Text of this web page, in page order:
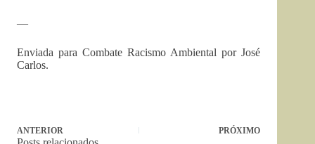
—
Enviada para Combate Racismo Ambiental por José
Carlos.
ANTERIOR PRÓXIMO